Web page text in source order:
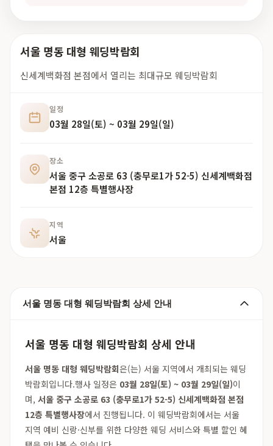
서울 명동 대형 웨딩박람회
신세계백화점 본점에서 열리는 최대규모 웨딩박람회
일정
03월 28일(토) ~ 03월 29일(일)
장소
서울 중구 소공로 63 (충무로1가 52-5) 신세계백화점
본점 12층 특별행사장
지역
서울
서울 명동 대형 웨딩박람회 상세 안내
서울 명동 대형 웨딩박람회 상세 안내
서울 명동 대형 웨딩박람회은(는) 서울 지역에서 개최되는 웨딩
박람회입니다.행사 일정은 03월 28일(토) ~ 03월 29일(일)이
며, 서울 중구 소공로 63 (충무로1가 52-5) 신세계백화점 본점
12층 특별행사장에서 진행됩니다. 이 웨딩박람회에서는 서울
지역 예비 신랑·신부를 위한 다양한 웨딩 서비스와 특별 할인 혜